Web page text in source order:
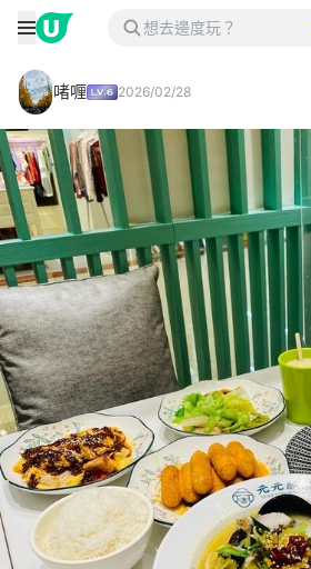
啫喱 2026/02/28